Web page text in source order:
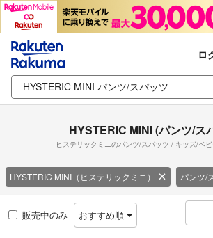
ロ
HYSTERIC MINI (パンツ/ス
ヒステリックミニのパンツ/スパッツ / キッズ/ベ
HYSTERIC MINI（ヒステリックミニ） パンツ/
販売中のみ おすすめ順